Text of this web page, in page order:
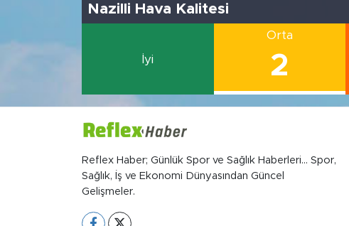
Nazilli Hava Kalitesi
İyi
Orta
2
Reflex Haber; Günlük Spor ve Sağlık Haberleri... Spor,
Sağlık, İş ve Ekonomi Dünyasından Güncel
Gelişmeler.